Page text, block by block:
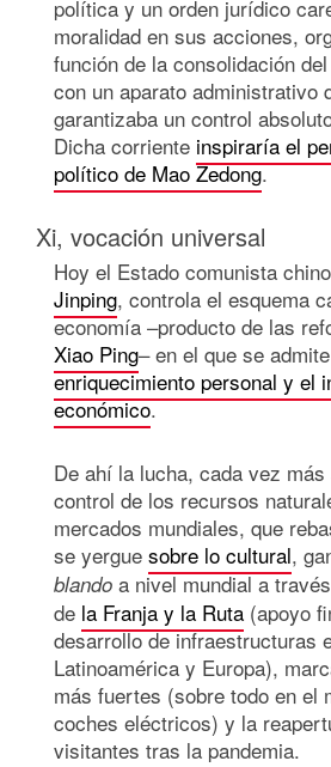
política y un orden jurídico
moralidad en sus acciones,
función de la consolidación
con un aparato administrativo
garantizaba un control
Dicha corriente inspiraría el
político de Mao Zedong.
Xi, vocación universal
Hoy el Estado comunista
Jinping, controla el esquema
economía –producto de las
Xiao Ping– en el que se
enriquecimiento personal y el
económico.
De ahí la lucha, cada vez
control de los recursos
mercados mundiales, que
se yergue sobre lo cultural,
blando a nivel mundial a
de la Franja y la Ruta (apoyo
desarrollo de infraestructuras
Latinoamérica y Europa),
más fuertes (sobre todo en el
coches eléctricos) y la
visitantes tras la pandemia.